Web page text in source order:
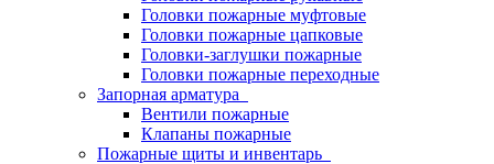
Головки пожарные муфтовые
Головки пожарные цапковые
Головки-заглушки пожарные
Головки пожарные переходные
Запорная арматура
Вентили пожарные
Клапаны пожарные
Пожарные щиты и инвентарь